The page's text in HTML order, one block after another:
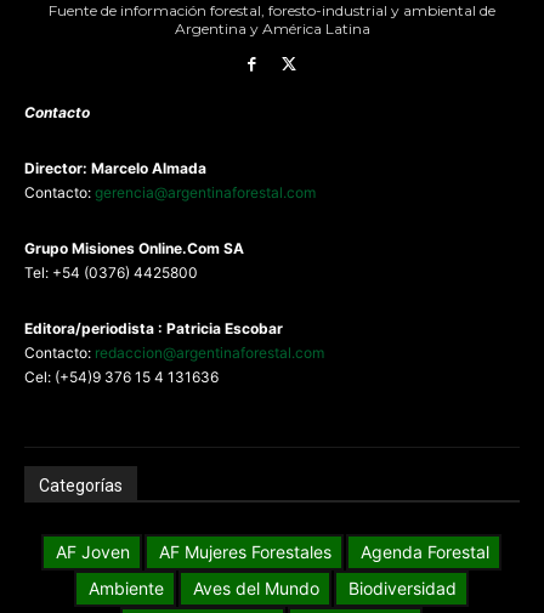
Fuente de información forestal, foresto-industrial y ambiental de
Argentina y América Latina
Contacto
Director: Marcelo Almada
Contacto: gerencia@argentinaforestal.com
Grupo Misiones Online.Com SA
Tel: +54 (0376) 4425800
Editora/periodista : Patricia Escobar
Contacto: redaccion@argentinaforestal.com
Cel: (+54)9 376 15 4 131636
Categorías
AF Joven AF Mujeres Forestales
Agenda Forestal
Ambiente
Aves del Mundo
Biodiversidad